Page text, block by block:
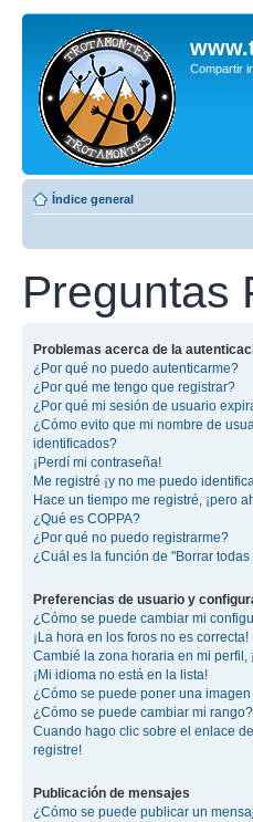
Compartir
Índice general
Preguntas
Problemas acerca de la
¿Por qué no puedo autenticarme?
¿Por qué me tengo que registrar?
¿Por qué mi sesión de usuario
¿Cómo evito que mi nombre de
identificados?
¡Perdí mi contraseña!
Me registré ¡y no me puedo
Hace un tiempo me registré, ¡pero
¿Qué es COPPA?
¿Por qué no puedo registrarme?
¿Cuál es la función de "Borrar
Preferencias de usuario y
¿Cómo se puede cambiar mi
¡La hora en los foros no es correcta!
Cambié la zona horaria en mi
¡Mi idioma no está en la lista!
¿Cómo se puede poner una
¿Cómo se puede cambiar mi rango?
Cuando hago clic sobre el enlace
registre!
Publicación de mensajes
¿Cómo se puede publicar un